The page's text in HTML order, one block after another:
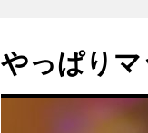
テ
ン
やっぱりマ